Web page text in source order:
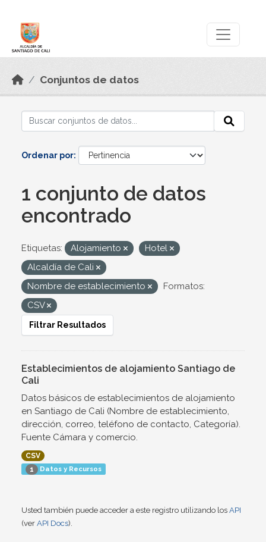
Conjuntos de datos
Ordenar por
1 conjunto de datos
encontrado
Etiquetas: Alojamiento
Hotel
Alcaldía de Cali
Nombre de establecimiento
Formatos:
CSV
Filtrar Resultados
Establecimientos de alojamiento Santiago de
Cali
Datos básicos de establecimientos de alojamiento
en Santiago de Cali (Nombre de establecimiento,
dirección, correo, teléfono de contacto, Categoría).
Fuente Cámara y comercio.
CSV
1 Datos y Recursos
Usted también puede acceder a este registro utilizando los API
(ver API Docs).